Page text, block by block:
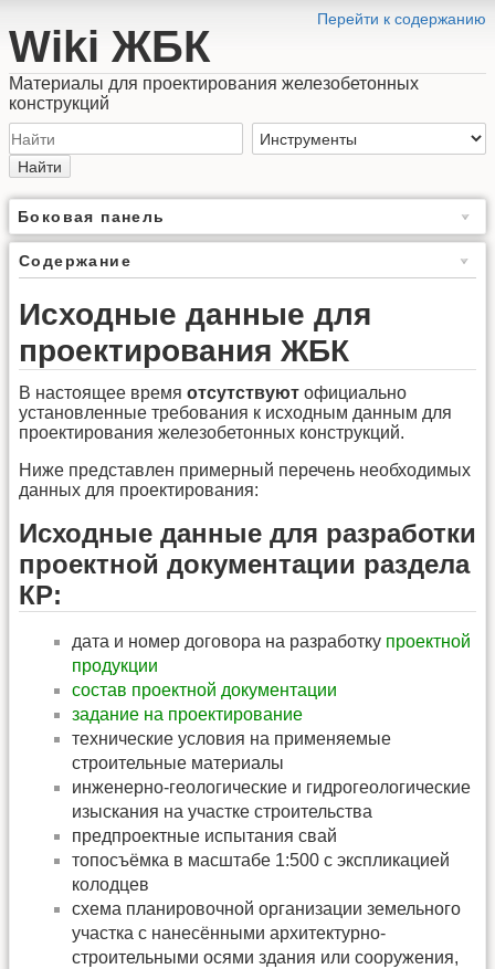
Перейти к содержанию
Wiki ЖБК
Материалы для проектирования железобетонных
конструкций
Найти
Боковая панель
Содержание
Исходные данные для
проектирования ЖБК
В настоящее время отсутствуют официально
установленные требования к исходным данным для
проектирования железобетонных конструкций.
Ниже представлен примерный перечень необходимых
данных для проектирования:
Исходные данные для разработки
проектной документации раздела
КР:
дата и номер договора на разработку проектной
продукции
состав проектной документации
задание на проектирование
технические условия на применяемые
строительные материалы
инженерно-геологические и гидрогеологические
изыскания на участке строительства
предпроектные испытания свай
топосъёмка в масштабе 1:500 с экспликацией
колодцев
схема планировочной организации земельного
участка с нанесёнными архитектурно-
строительными осями здания или сооружения,